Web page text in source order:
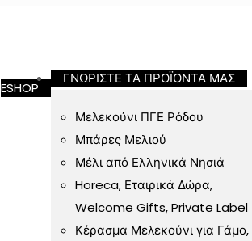
ESHOP
ΓΝΩΡΙΣΤΕ ΤΑ ΠΡΟΪΟΝΤΑ ΜΑΣ
Μελεκούνι ΠΓΕ Ρόδου
Μπάρες Μελιού
Μέλι από Ελληνικά Νησιά
Horeca, Εταιρικά Δώρα,
Welcome Gifts, Private Label
Κέρασμα Μελεκούνι για Γάμο,